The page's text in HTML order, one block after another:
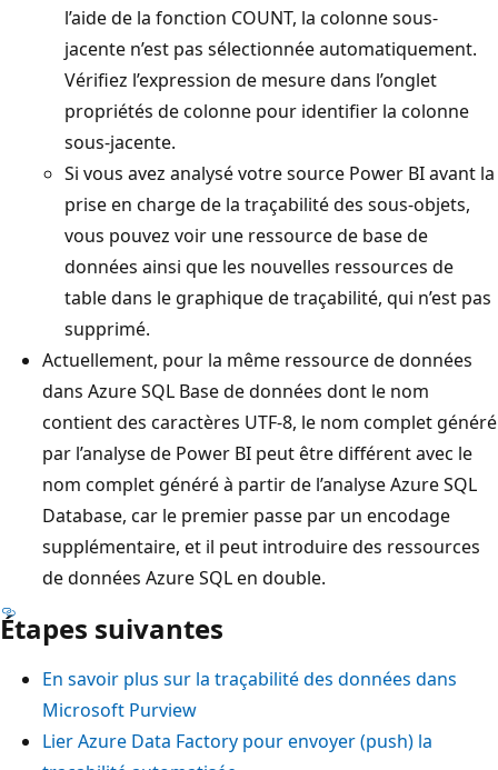
l’aide de la fonction COUNT, la colonne sous-
jacente n’est pas sélectionnée automatiquement.
Vérifiez l’expression de mesure dans l’onglet
propriétés de colonne pour identifier la colonne
sous-jacente.
Si vous avez analysé votre source Power BI avant la
prise en charge de la traçabilité des sous-objets,
vous pouvez voir une ressource de base de
données ainsi que les nouvelles ressources de
table dans le graphique de traçabilité, qui n’est pas
supprimé.
Actuellement, pour la même ressource de données
dans Azure SQL Base de données dont le nom
contient des caractères UTF-8, le nom complet généré
par l’analyse de Power BI peut être différent avec le
nom complet généré à partir de l’analyse Azure SQL
Database, car le premier passe par un encodage
supplémentaire, et il peut introduire des ressources
de données Azure SQL en double.
Étapes suivantes
En savoir plus sur la traçabilité des données dans
Microsoft Purview
Lier Azure Data Factory pour envoyer (push) la